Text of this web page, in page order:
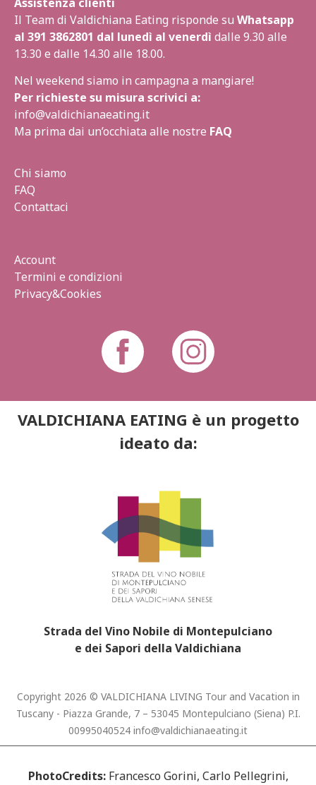
Il Team di Valdichiana Eating risponde su Whatsapp
al 391 3862801 dal lunedì al venerdì dalle 9.30 alle
13.30 e dalle 14.30 alle 18.00.
Nel weekend siamo in campagna a mangiare!
Per richieste su misura scrivici a:
info@valdichianaeating.it
Ma prima dai un’occhiata alle nostre FAQ
Chi siamo
FAQ
Contattaci
Account
Termini e condizioni
Privacy&Cookies
VALDICHIANA EATING è un progetto
ideato da:
Strada del Vino Nobile di Montepulciano
e dei Sapori della Valdichiana
Copyright 2026 © VALDICHIANA LIVING Tour and Vacation in
Tuscany - Piazza Grande, 7 – 53045 Montepulciano (Siena) P.I.
00995040524 info@valdichianaeating.it
PhotoCredits: Francesco Gorini, Carlo Pellegrini,